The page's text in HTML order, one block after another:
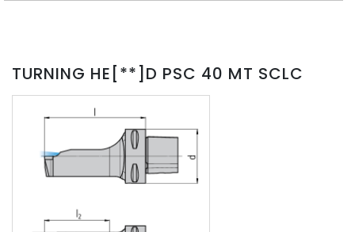
TURNING HE[**]D PSC 40 MT SCLC